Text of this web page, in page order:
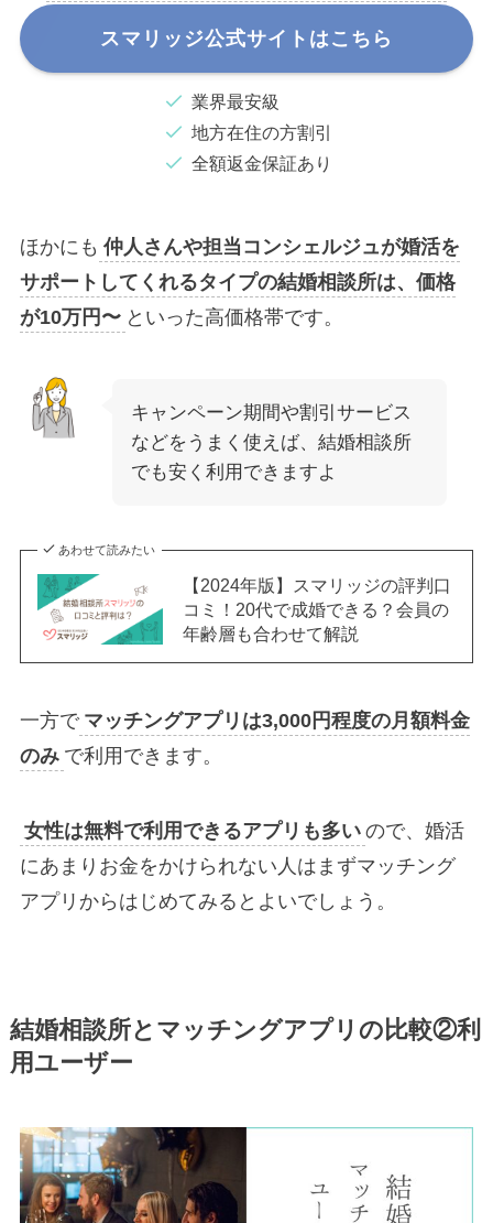
スマリッジ公式サイトはこちら
業界最安級
地方在住の方割引
全額返金保証あり
ほかにも 仲人さんや担当コンシェルジュが婚活を
サポートしてくれるタイプの結婚相談所は、価格
が10万円〜 といった高価格帯です。
キャンペーン期間や割引サービス
などをうまく使えば、結婚相談所
でも安く利用できますよ
あわせて読みたい
【2024年版】スマリッジの評判口
コミ！20代で成婚できる？会員の
年齢層も合わせて解説
一方で マッチングアプリは3,000円程度の月額料金
のみ で利用できます。
女性は無料で利用できるアプリも多い ので、婚活
にあまりお金をかけられない人はまずマッチング
アプリからはじめてみるとよいでしょう。
結婚相談所とマッチングアプリの比較②利
用ユーザー